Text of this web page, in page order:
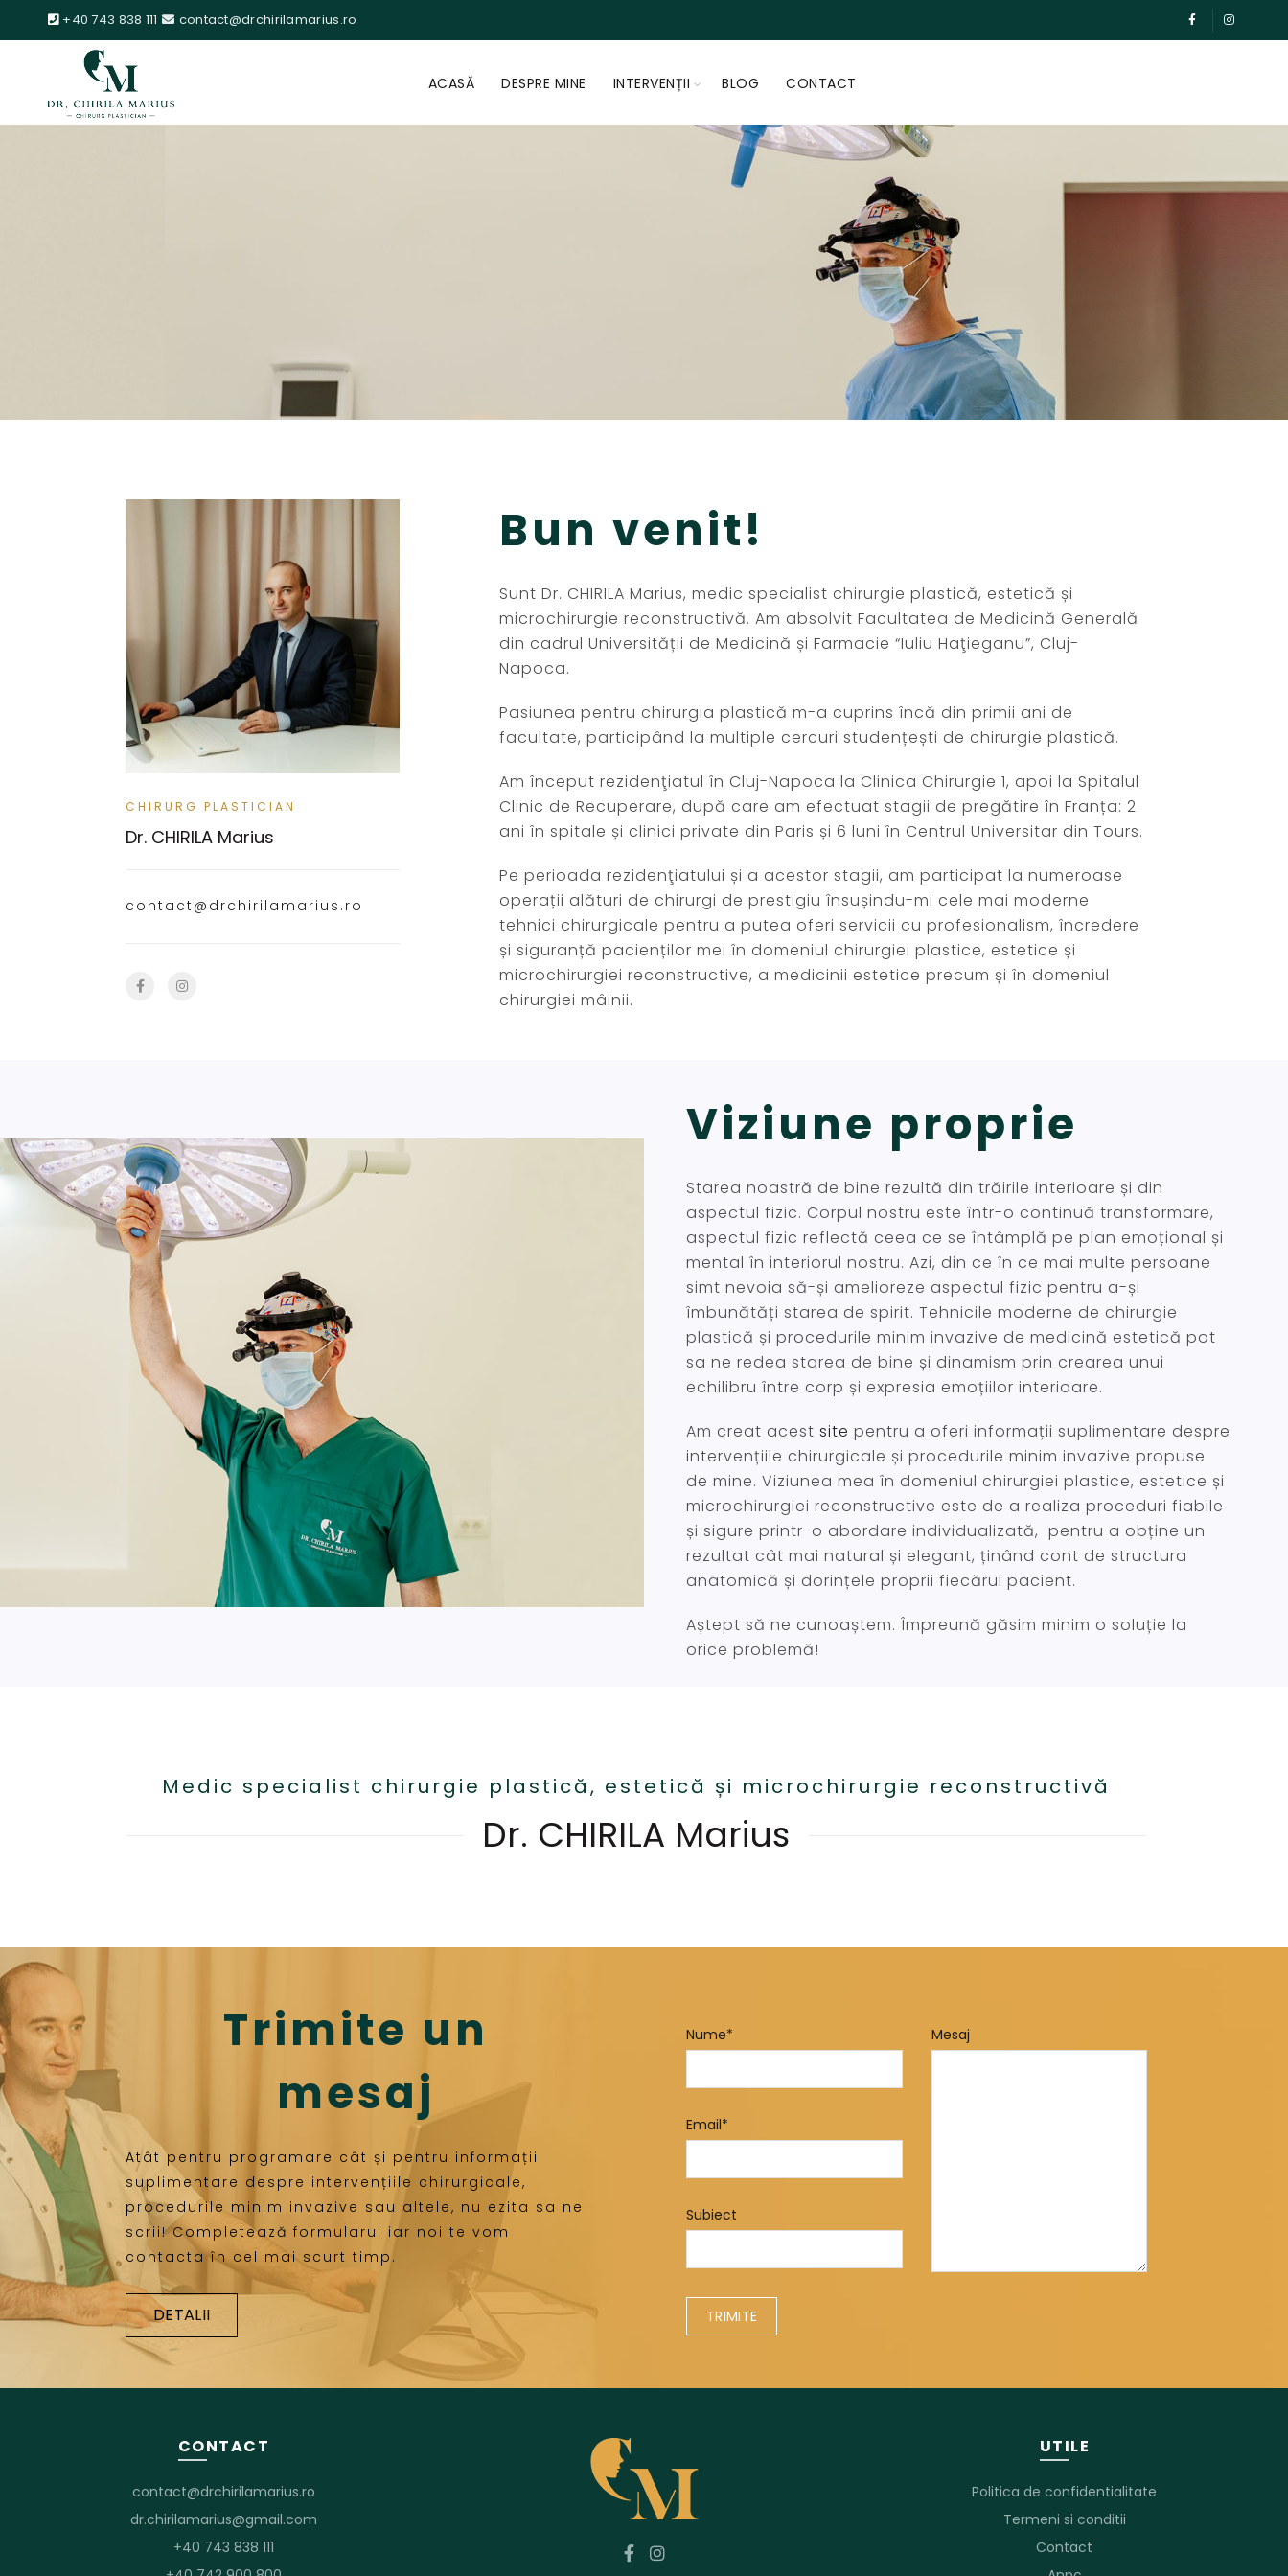
+40 743 838 111 contact@drchirilamarius.ro
ACASĂ DESPRE MINE INTERVENȚII BLOG CONTACT
CHIRURG PLASTICIAN
Dr. CHIRILA Marius
contact@drchirilamarius.ro
Bun venit!
Sunt Dr. CHIRILA Marius, medic specialist chirurgie plastică, estetică și
microchirurgie reconstructivă. Am absolvit Facultatea de Medicină Generală
din cadrul Universității de Medicină și Farmacie “Iuliu Haţieganu”, Cluj-
Napoca.
Pasiunea pentru chirurgia plastică m-a cuprins încă din primii ani de
facultate, participând la multiple cercuri studențești de chirurgie plastică.
Am început rezidenţiatul în Cluj-Napoca la Clinica Chirurgie 1, apoi la Spitalul
Clinic de Recuperare, după care am efectuat stagii de pregătire în Franța: 2
ani în spitale și clinici private din Paris și 6 luni în Centrul Universitar din Tours.
Pe perioada rezidenţiatului și a acestor stagii, am participat la numeroase
operații alături de chirurgi de prestigiu însușindu-mi cele mai moderne
tehnici chirurgicale pentru a putea oferi servicii cu profesionalism, încredere
și siguranță pacienților mei în domeniul chirurgiei plastice, estetice și
microchirurgiei reconstructive, a medicinii estetice precum și în domeniul
chirurgiei mâinii.
Viziune proprie
Starea noastră de bine rezultă din trăirile interioare și din
aspectul fizic. Corpul nostru este într-o continuă transformare,
aspectul fizic reflectă ceea ce se întâmplă pe plan emoțional și
mental în interiorul nostru. Azi, din ce în ce mai multe persoane
simt nevoia să-și amelioreze aspectul fizic pentru a-și
îmbunătăți starea de spirit. Tehnicile moderne de chirurgie
plastică și procedurile minim invazive de medicină estetică pot
sa ne redea starea de bine și dinamism prin crearea unui
echilibru între corp și expresia emoțiilor interioare.
Am creat acest site pentru a oferi informații suplimentare despre
intervențiile chirurgicale și procedurile minim invazive propuse
de mine. Viziunea mea în domeniul chirurgiei plastice, estetice și
microchirurgiei reconstructive este de a realiza proceduri fiabile
și sigure printr-o abordare individualizată, pentru a obține un
rezultat cât mai natural și elegant, ținând cont de structura
anatomică și dorințele proprii fiecărui pacient.
Aștept să ne cunoaștem. Împreună găsim minim o soluție la
orice problemă!
Medic specialist chirurgie plastică, estetică și microchirurgie reconstructivă
Dr. CHIRILA Marius
Trimite un
mesaj
Atât pentru programare cât și pentru informații
suplimentare despre intervențiile chirurgicale,
procedurile minim invazive sau altele, nu ezita sa ne
scrii! Completează formularul iar noi te vom
contacta în cel mai scurt timp.
DETALII
Nume*
Email*
Subiect
Mesaj
CONTACT
contact@drchirilamarius.ro
dr.chirilamarius@gmail.com
+40 743 838 111
UTILE
Politica de confidentialitate
Termeni si conditii
Contact